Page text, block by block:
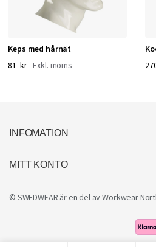
Keps med hårnät
81 kr
INFOMATION
MITT KONTO
© SWEDWEAR är en del avWorkwear